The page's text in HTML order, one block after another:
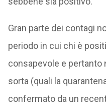
Gran parte dei contagi
periodo in cui chi è
consapevole e pertanto
sorta (quali la
confermato da un